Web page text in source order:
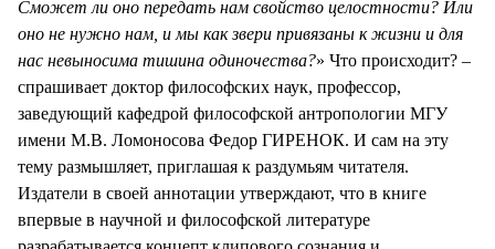
Сможет ли оно передать нам свойство целостности? Или
оно не нужно нам, и мы как звери привязаны к жизни и для
нас невыносима тишина одиночества?» Что происходит? –
спрашивает доктор философских наук, профессор,
заведующий кафедрой философской антропологии МГУ
имени М.В. Ломоносова Федор ГИРЕНОК. И сам на эту
тему размышляет, приглашая к раздумьям читателя.
Издатели в своей аннотации утверждают, что в книге
впервые в научной и философской литературе